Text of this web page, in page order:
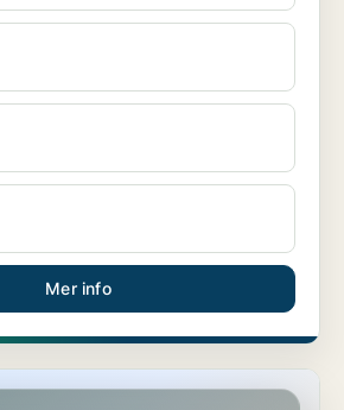
Mer info